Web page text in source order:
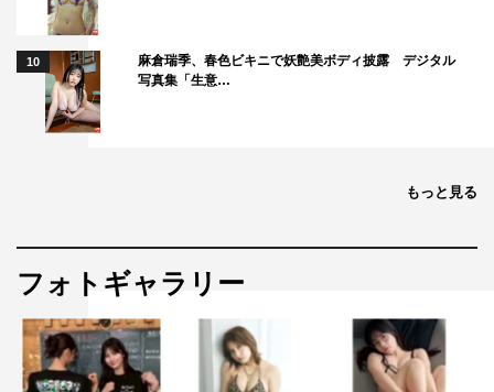
10
麻倉瑞季、春色ビキニで妖艶美ボディ披露 デジタル
写真集「生意…
もっと見る
フォトギャラリー